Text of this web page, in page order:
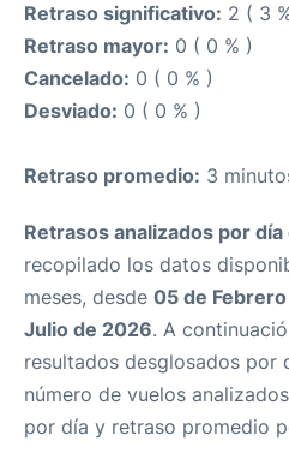
Retraso significativo: 2 ( 3
Retraso mayor: 0 ( 0 % )
Cancelado: 0 ( 0 % )
Desviado: 0 ( 0 % )
Retraso promedio: 3
Retrasos analizados por día
recopilado los datos
meses, desde 05 de
Julio de 2026. A
resultados desglosados por
número de vuelos
por día y retraso promedio